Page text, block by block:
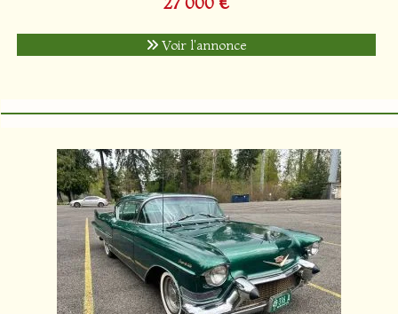
Voir l'annonce